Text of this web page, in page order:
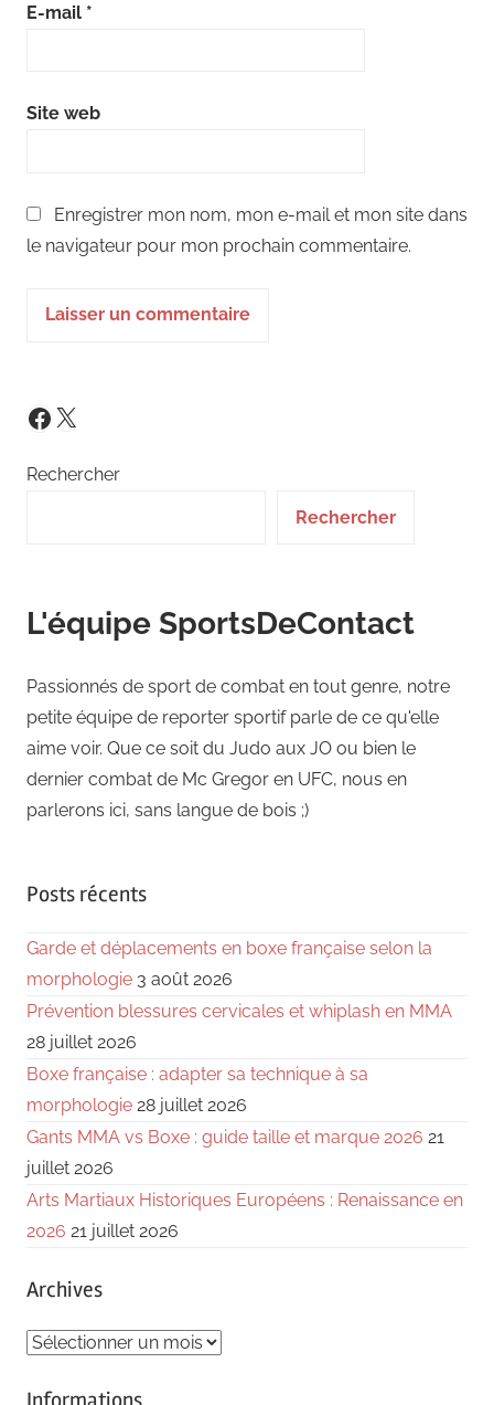
E-mail *
Site web
Enregistrer mon nom, mon e-mail et mon site dans
le navigateur pour mon prochain commentaire.
Facebook
X
Rechercher
Rechercher
L'équipe SportsDeContact
Passionnés de sport de combat en tout genre, notre
petite équipe de reporter sportif parle de ce qu'elle
aime voir. Que ce soit du Judo aux JO ou bien le
dernier combat de Mc Gregor en UFC, nous en
parlerons ici, sans langue de bois ;)
Posts récents
Garde et déplacements en boxe française selon la
morphologie 3 août 2026
Prévention blessures cervicales et whiplash en MMA
28 juillet 2026
Boxe française : adapter sa technique à sa
morphologie 28 juillet 2026
Gants MMA vs Boxe : guide taille et marque 2026 21
juillet 2026
Arts Martiaux Historiques Européens : Renaissance en
2026 21 juillet 2026
Archives
Archives